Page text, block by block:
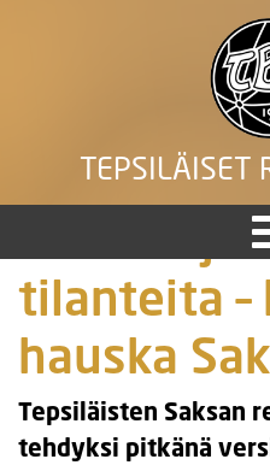
TEPSILÄISET
Vauhtia ja
tilanteita –
hauska
Tepsiläisten Saksan
tehdyksi pitkänä